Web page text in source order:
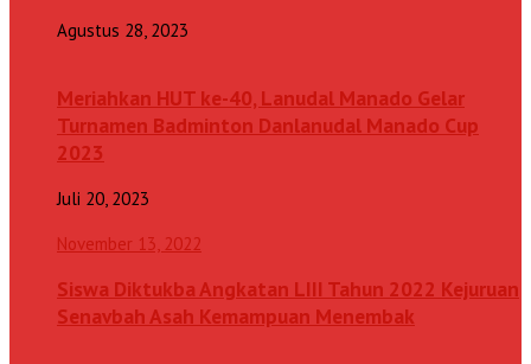
Agustus 28, 2023
Meriahkan HUT ke-40, Lanudal Manado Gelar
Turnamen Badminton Danlanudal Manado Cup
2023
Juli 20, 2023
November 13, 2022
Siswa Diktukba Angkatan LIII Tahun 2022 Kejuruan
Senavbah Asah Kemampuan Menembak